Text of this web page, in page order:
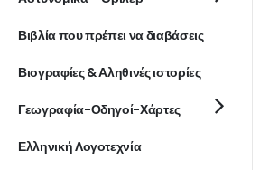
Βιβλία που πρέπει να διαβάσεις
Βιογραφίες & Αληθινές ιστορίες
Γεωγραφία-Οδηγοί-Χάρτες
Ελληνική Λογοτεχνία